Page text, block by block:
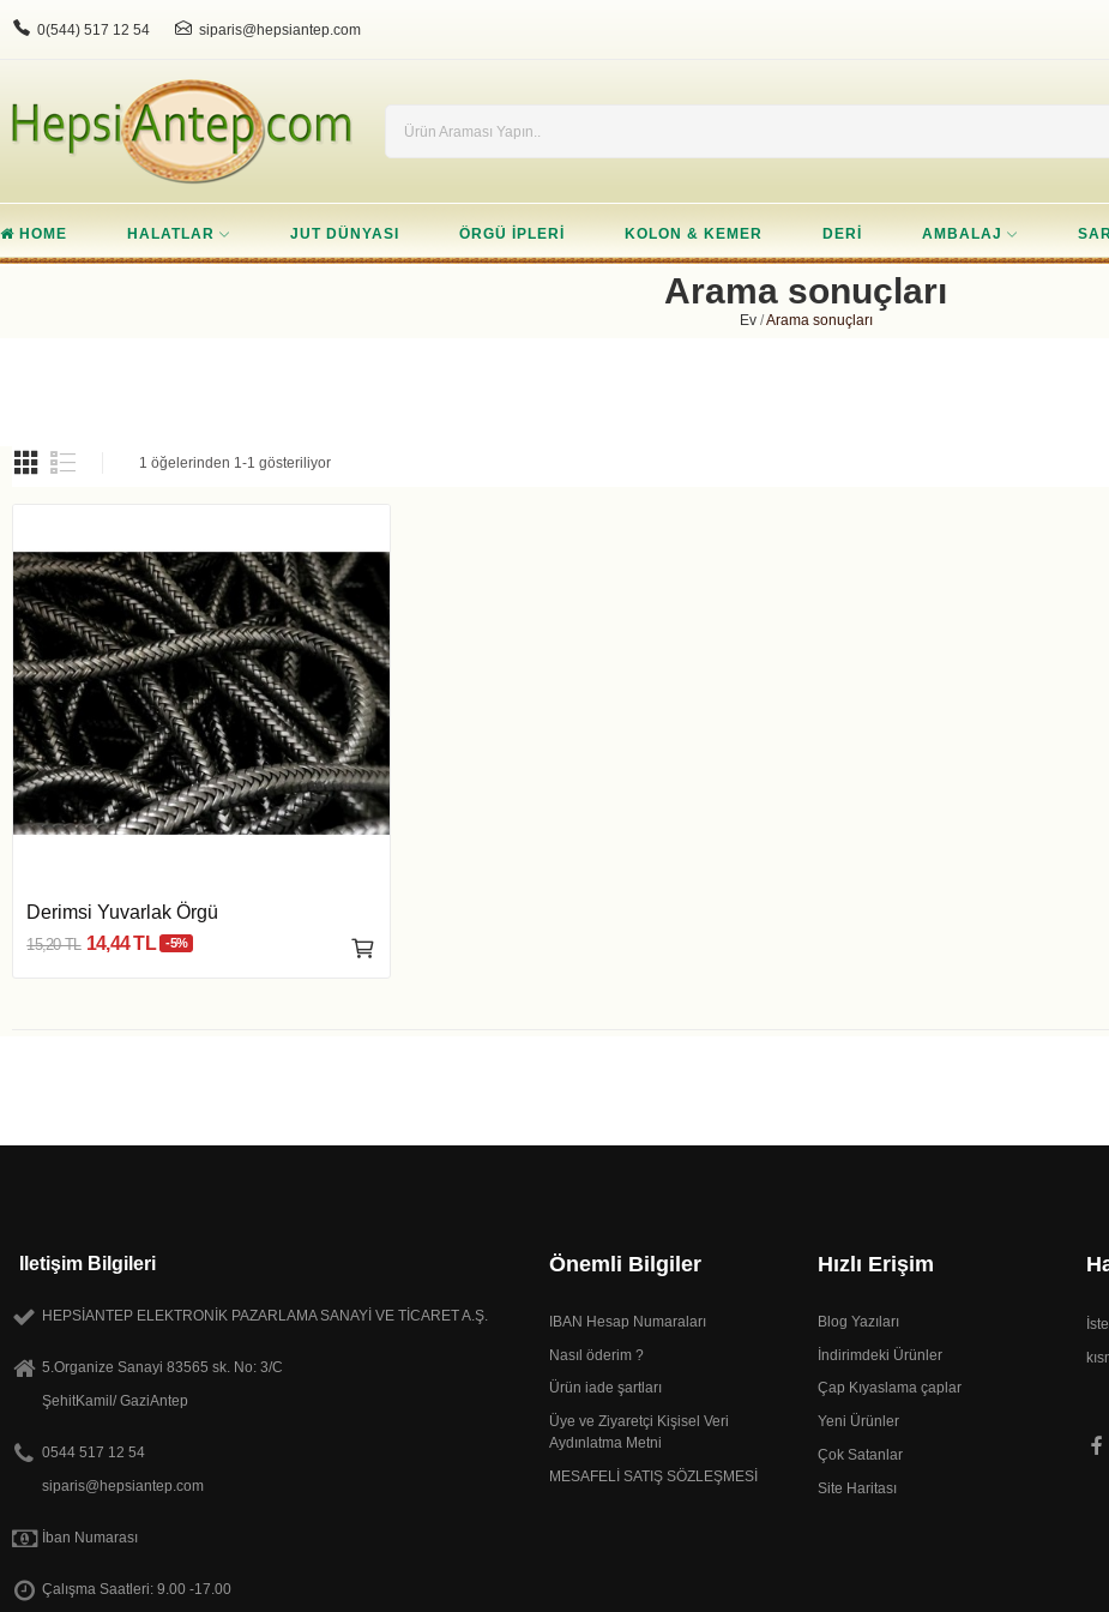
0(544) 517 12 54 siparis@hepsiantep.com
HOME HALATLAR JUT DÜNYASI ÖRGÜ IPLERI KOLON & KEMER DERI AMBALAJ
Arama sonuçları
Ev Arama sonuçları
1 öğelerinden 1-1 gösteriliyor
Derimsi Yuvarlak Örgü
15,20 TL 14,44 TL -5%
Iletişim Bilgileri
HEPSİANTEP ELEKTRONİK PAZARLAMA SANAYİ VE TİCARET A.Ş.
5.Organize Sanayi 83565 sk. No: 3/C
ŞehitKamil/ GaziAntep
0544 517 12 54
siparis@hepsiantep.com
İban Numarası
Çalışma Saatleri: 9.00 -17.00
Önemli Bilgiler
IBAN Hesap Numaraları
Nasıl öderim ?
Ürün iade şartları
Üye ve Ziyaretçi Kişisel Veri
Aydınlatma Metni
MESAFELİ SATIŞ SÖZLEŞMESİ
Hızlı Erişim
Blog Yazıları
İndirimdeki Ürünler
Çap Kıyaslama çaplar
Yeni Ürünler
Çok Satanlar
Site Haritası